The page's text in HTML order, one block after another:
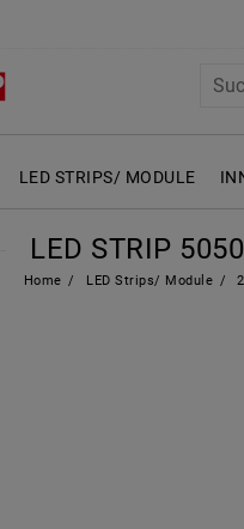
LED STRIPS/ MODULE
LED STRIP
Home LED Strips/ Module